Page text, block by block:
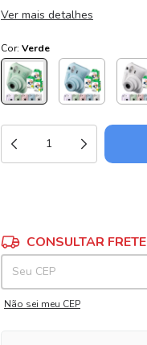
Ver mais detalhes
Cor: Verde
Entregas para o CEP:
CONSULTAR FRETE
Não sei meu CEP